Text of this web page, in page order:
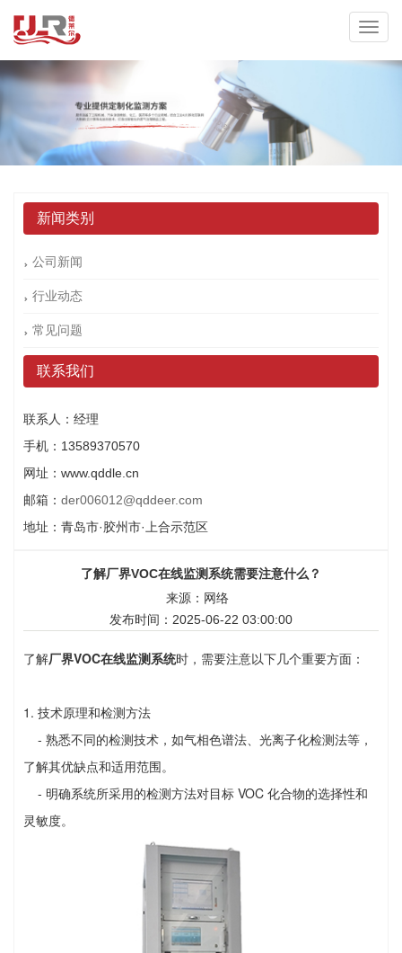
新闻类别
公司新闻
行业动态
常见问题
联系我们
联系人：经理
手机：13589370570
网址：www.qddle.cn
邮箱： der006012@qddeer.com
地址：青岛市·胶州市·上合示范区
了解厂界VOC在线监测系统需要注意什么？
来源：网络
发布时间：2025-06-22 03:00:00
了解厂界VOC在线监测系统时，需要注意以下几个重要方面：
1. 技术原理和检测方法
- 熟悉不同的检测技术，如气相色谱法、光离子化检测法等，
了解其优缺点和适用范围。
- 明确系统所采用的检测方法对目标 VOC 化合物的选择性和
灵敏度。